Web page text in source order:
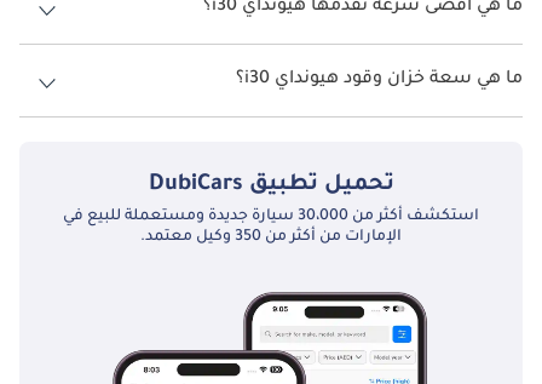
فإن Hyundai i30 تتميز بتصميمها الجذاب ومقصورة داخلية غنية
ما هي أقصى سرعة تقدمها هيونداي i30؟
السرعة القصوى هيونداي i30 هي TBD.
ما هي سعة خزان وقود هيونداي i30؟
تبلغ سعة خزان الوقود في هيونداي i30 TBD.
تحميل تطبيق DubiCars
استكشف أكثر من 30،000 سيارة جديدة ومستعملة للبيع في
الإمارات من أكثر من 350 وكيل معتمد.